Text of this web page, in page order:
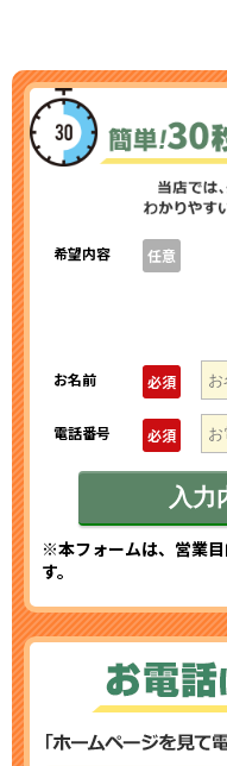
希望内容 任意
お名前 必須
電話番号 必須
※本フォームは、営業
す。